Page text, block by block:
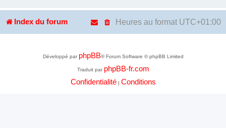
Index du forum Heures au format UTC+01:00
Développé par phpBB® Forum Software © phpBB Limited
Traduit par phpBB-fr.com
Confidentialité| Conditions